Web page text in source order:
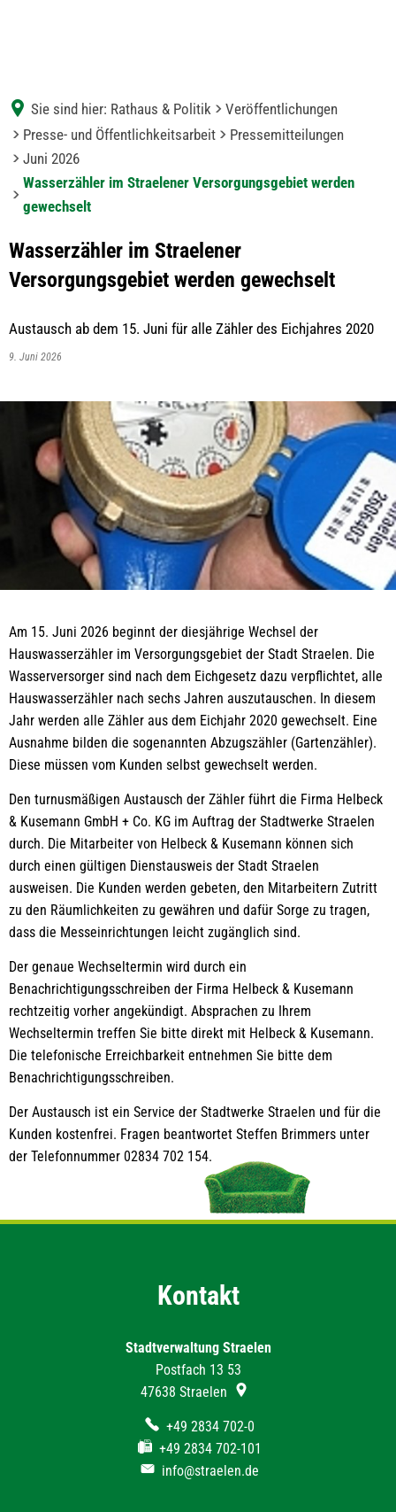
Sie sind hier: Rathaus & Politik
Veröffentlichungen
Presse- und Öffentlichkeitsarbeit
Pressemitteilungen
Juni 2026
Wasserzähler im Straelener Versorgungsgebiet werden
gewechselt
Wasserzähler im Straelener
Versorgungsgebiet werden gewechselt
Austausch ab dem 15. Juni für alle Zähler des Eichjahres 2020
9. Juni 2026
Am 15. Juni 2026 beginnt der diesjährige Wechsel der
Hauswasserzähler im Versorgungsgebiet der Stadt Straelen. Die
Wasserversorger sind nach dem Eichgesetz dazu verpflichtet, alle
Hauswasserzähler nach sechs Jahren auszutauschen. In diesem
Jahr werden alle Zähler aus dem Eichjahr 2020 gewechselt. Eine
Ausnahme bilden die sogenannten Abzugszähler (Gartenzähler).
Diese müssen vom Kunden selbst gewechselt werden.
Den turnusmäßigen Austausch der Zähler führt die Firma Helbeck
& Kusemann GmbH + Co. KG im Auftrag der Stadtwerke Straelen
durch. Die Mitarbeiter von Helbeck & Kusemann können sich
durch einen gültigen Dienstausweis der Stadt Straelen
ausweisen. Die Kunden werden gebeten, den Mitarbeitern Zutritt
zu den Räumlichkeiten zu gewähren und dafür Sorge zu tragen,
dass die Messeinrichtungen leicht zugänglich sind.
Der genaue Wechseltermin wird durch ein
Benachrichtigungsschreiben der Firma Helbeck & Kusemann
rechtzeitig vorher angekündigt. Absprachen zu Ihrem
Wechseltermin treffen Sie bitte direkt mit Helbeck & Kusemann.
Die telefonische Erreichbarkeit entnehmen Sie bitte dem
Benachrichtigungsschreiben.
Der Austausch ist ein Service der Stadtwerke Straelen und für die
Kunden kostenfrei. Fragen beantwortet Steffen Brimmers unter
der Telefonnummer 02834 702 154.
Kontakt
Stadtverwaltung Straelen
Postfach 13 53
47638 Straelen
+49 2834 702-0
+49 2834 702-101
info@straelen.de